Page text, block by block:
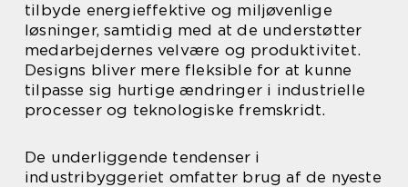
tilbyde energieffektive og miljøvenlige
løsninger, samtidig med at de understøtter
medarbejdernes velvære og produktivitet.
Designs bliver mere fleksible for at kunne
tilpasse sig hurtige ændringer i industrielle
processer og teknologiske fremskridt.
De underliggende tendenser i
industribyggeriet omfatter brug af de nyeste